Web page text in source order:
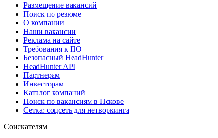
Размещение вакансий
Поиск по резюме
О компании
Наши вакансии
Реклама на сайте
Требования к ПО
Безопасный HeadHunter
HeadHunter API
Партнерам
Инвесторам
Каталог компаний
Поиск по вакансиям в Пскове
Сетка: соцсеть для нетворкинга
Соискателям